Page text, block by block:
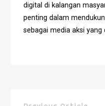
digital di kalangan
penting dalam
sebagai media aksi